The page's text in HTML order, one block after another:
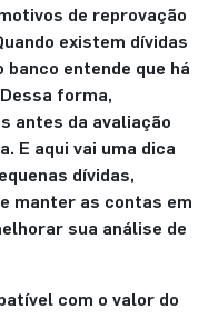
de reprovação
existem dívidas
entende que há
forma,
antes da avaliação
E aqui vai uma dica
dívidas,
manter as contas em
sua análise de
com o valor do